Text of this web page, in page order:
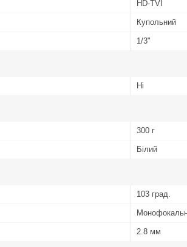
HD-TVI
Купольний
1/3"
Ні
300 г
Білий
103 град.
2.8 мм